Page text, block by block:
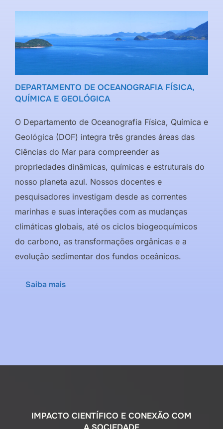
DEPARTAMENTO DE OCEANOGRAFIA FÍSICA,
QUÍMICA E GEOLÓGICA
O Departamento de Oceanografia Física, Química e
Geológica (DOF) integra três grandes áreas das
Ciências do Mar para compreender as
propriedades dinâmicas, químicas e estruturais do
nosso planeta azul. Nossos docentes e
pesquisadores investigam desde as correntes
marinhas e suas interações com as mudanças
climáticas globais, até os ciclos biogeoquímicos
do carbono, as transformações orgânicas e a
evolução sedimentar dos fundos oceânicos.
Saiba mais
IMPACTO CIENTÍFICO E CONEXÃO COM
A SOCIEDADE